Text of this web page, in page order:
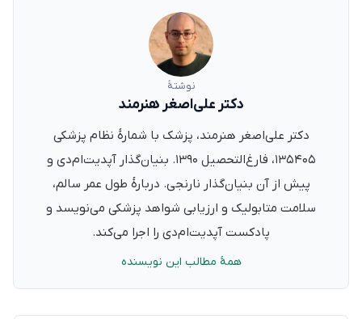
نوشتهٔ
دکتر علی‌اصغر هنرمند
دکتر علی‌اصغر هنرمند، پزشک با شمارهٔ نظام پزشکی
۱۳۵۴۰۵، فارغ‌التحصیل ۱۳۹۰. بنیان‌گذار آپدیت‌ام‌دی و
پیش از آن بنیان‌گذار نارنجی. دربارهٔ طول عمر سالم،
سلامت متابولیک و ارزیابی شواهد پزشکی می‌نویسد و
پادکست آپدیت‌ام‌دی را اجرا می‌کند.
همهٔ مطالب این نویسنده